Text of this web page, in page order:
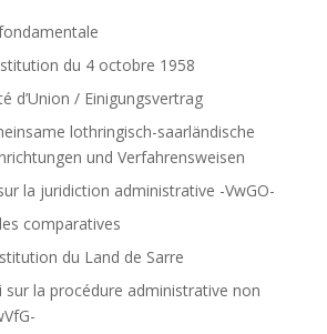
du 4 octobre 1958
d’Union / Einigungsvertrag
lothringisch-saarländische
und Verfahrensweisen
la juridiction administrative -VwGO-
comparatives
du Land de Sarre
sur la procédure administrative non